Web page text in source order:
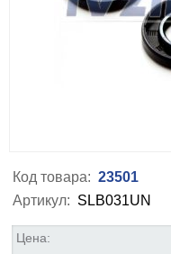
Код товара: 23501
Артикул: SLB031UN
Цена: